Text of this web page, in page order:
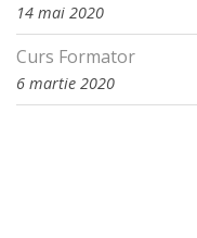
14 mai 2020
Curs Formator
6 martie 2020